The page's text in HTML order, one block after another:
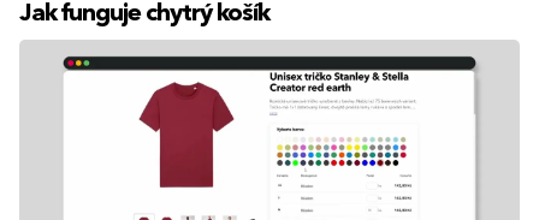
Jak funguje chytrý košík